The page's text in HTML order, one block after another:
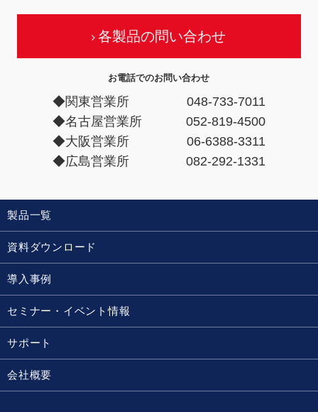
各製品の問い合わせ
お電話でのお問い合わせ
◆関東営業所
048-733-7011
◆名古屋営業所
052-819-4500
◆大阪営業所
06-6388-3311
◆広島営業所
082-292-1331
製品一覧
資料ダウンロード
導入事例
セミナー・イベント情報
サポート
会社概要